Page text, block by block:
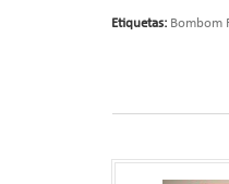
Etiquetas: Bombom